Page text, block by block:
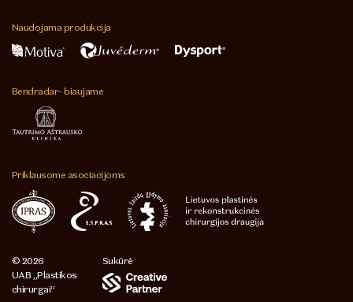
Naudojama produkcija
Bendradar-biaujame
Priklausome asociacijoms
© 2026
UAB „Plastikos
chirurgai“
Sukūrė